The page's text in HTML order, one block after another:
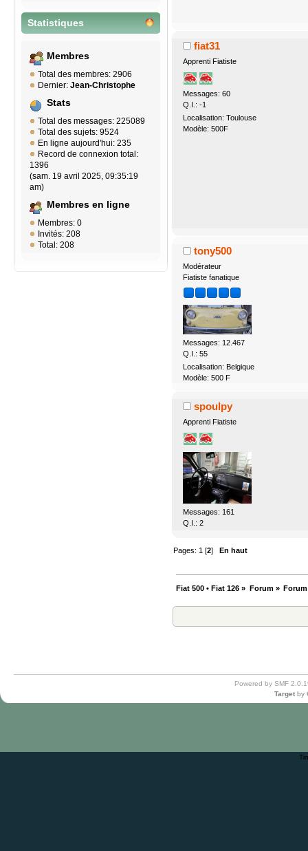
Statistiques
Membres
Total des membres: 2906
Dernier: Jean-Christophe
Stats
Total des messages: 225089
Total des sujets: 9524
En ligne aujourd'hui: 235
Record de connexion total:
1396
(sam. 19 avril 2025, 09:35:19
am)
Membres en ligne
Membres: 0
Invités: 208
Total: 208
fiat31
Apprenti Fiatiste
Messages: 60
Q.I.: -1
Localisation: Toulouse
Modèle: 500F
tony500
Modérateur
Fiatiste fanatique
Messages: 12.467
Q.I.: 55
Localisation: Belgique
Modèle: 500 F
spoulpy
Apprenti Fiatiste
Messages: 161
Q.I.: 2
Pages: 1 [2]En haut
Fiat 500 • Fiat 126 » Forum»
Powered by SMF
Target by